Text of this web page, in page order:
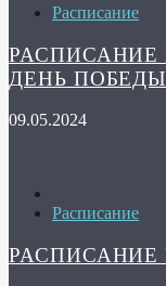
Расписание
РАСПИСАНИЕ
ДЕНЬ ПОБЕДЫ
09.05.2024
Расписание
РАСПИСАНИЕ